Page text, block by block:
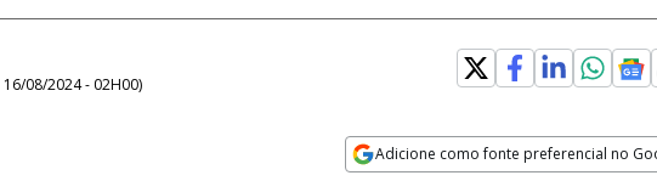
16/08/2024 - 02H00)
Adicione como fonte preferencial no